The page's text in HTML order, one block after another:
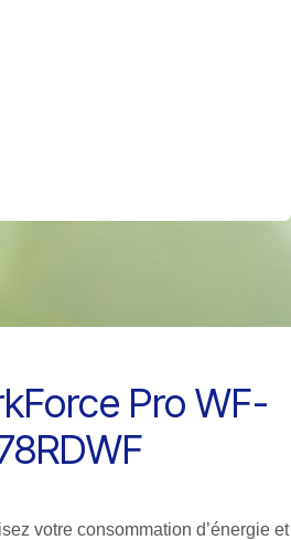
Pro WF-
votre consommation d’énergie